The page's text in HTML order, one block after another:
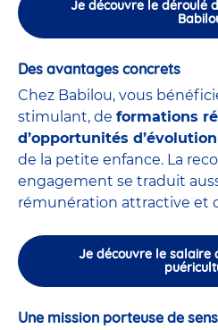
Je découvre le déroulé
Des avantages concrets
Chez Babilou, vous
stimulant, de formations
d’opportunités d’évolution
de la petite enfance. La
engagement se traduit
rémunération attractive et
Je découvre le salaire
Une mission porteuse de sens